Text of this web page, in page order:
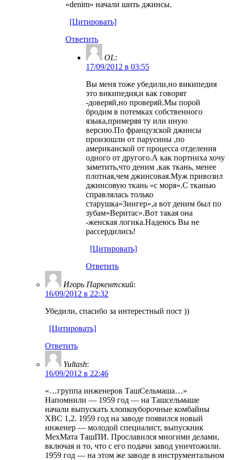
«denim» начали шить джинсы.
[Цитировать]
Ответить
OL:
17/09/2012 в 03:55
Вы меня тоже убедили,но википедия
это википедия,и как говорят
-доверяй,но проверяй.Мы порой
бродим в потемках собственного
языка,примеряя ту или иную
версию.По французской джинсы
произошли от парусины ,по
американской от процесса отделения
одного от другого.А как портниха хочу
заметить,что деним ,как ткань, менее
плотная,чем джинсовая.Муж привозил
джинсовую ткань «с моря».С тканью
справлялась только
старушка»Зингер»,а вот деним был по
зубам»Веритас».Вот такая она
-женская логика.Надеюсь Вы не
рассердились!
[Цитировать]
Ответить
Игорь Паркентский:
16/09/2012 в 22:32
Убедили, спасибо за интерестный пост ))
[Цитировать]
Ответить
Yultash:
16/09/2012 в 22:46
«…группа инженеров ТашСельмаша…»
Напомнили — 1959 год — на Ташсельмаше
начали выпускать хлопкоуборочные комбайны
ХВС 1,2. 1959 год на заводе появился новый
инженер — молодой специалист, выпускник
МехМата ТашПИ. Прославился многими делами,
включая и то, что с его подачи завод уничтожили.
1959 год — на этом же заводе в инструментальном